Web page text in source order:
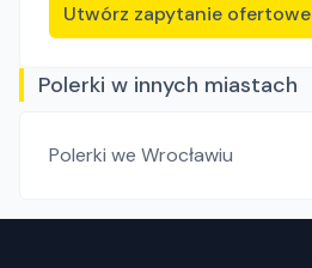
Utwórz zapytanie ofertowe
Polerki w innych miastach
Polerki we Wrocławiu